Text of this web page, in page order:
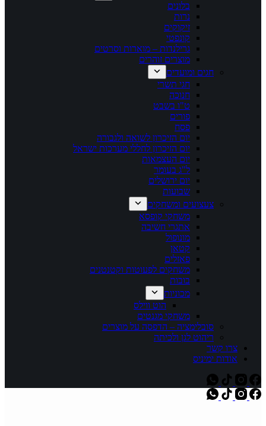
בלונים
נרות
זיקוקים
קונפטי
גרילנדות – מוארות וסרטים
מוצרים זוהרים
חגים ומועדים
חגי תשרי
חנוכה
ט"ו בשבט
פורים
פסח
יום הזיכרון לשואה ולגבורה
יום הזיכרון לחללי מערכות ישראל
יום העצמאות
ל"ג בעומר
יום ירושלים
שבועות
צעצועים ומשחקים
משחקי קופסא
אתגרי חשיבה
מונופול
קטאן
פאזלים
משחקים לפעוטות וקטנטנים
בובות
מכוניות
הוט ווילס
משחקי מגנטים
סובלימציה – הדפסה על מוצרים
ריהוט לגן ולכיתה
צרו קשר
אודות ימיניס